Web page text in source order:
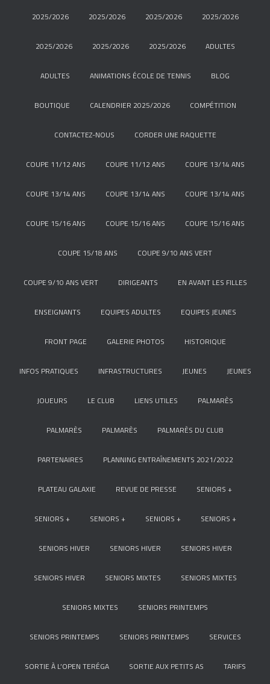
2025/2026 2025/2026 2025/2026 2025/2026
2025/2026 2025/2026 2025/2026 ADULTES
ADULTES ANIMATIONS ÉCOLE DE TENNIS BLOG
BOUTIQUE CALENDRIER 2025/2026 COMPÉTITION
CONTACTEZ-NOUS CORDER UNE RAQUETTE
COUPE 11/12 ANS COUPE 11/12 ANS COUPE 13/14 ANS
COUPE 13/14 ANS COUPE 13/14 ANS COUPE 13/14 ANS
COUPE 15/16 ANS COUPE 15/16 ANS COUPE 15/16 ANS
COUPE 15/18 ANS COUPE 9/10 ANS VERT
COUPE 9/10 ANS VERT DIRIGEANTS EN AVANT LES FILLES
ENSEIGNANTS EQUIPES ADULTES EQUIPES JEUNES
FRONT PAGE GALERIE PHOTOS HISTORIQUE
INFOS PRATIQUES INFRASTRUCTURES JEUNES JEUNES
JOUEURS LE CLUB LIENS UTILES PALMARÈS
PALMARÈS PALMARÈS PALMARÈS DU CLUB
PARTENAIRES PLANNING ENTRAÎNEMENTS 2021/2022
PLATEAU GALAXIE REVUE DE PRESSE SENIORS +
SENIORS + SENIORS + SENIORS + SENIORS +
SENIORS HIVER SENIORS HIVER SENIORS HIVER
SENIORS HIVER SENIORS MIXTES SENIORS MIXTES
SENIORS MIXTES SENIORS PRINTEMPS
SENIORS PRINTEMPS SENIORS PRINTEMPS SERVICES
SORTIE À L’OPEN TERÉGA SORTIE AUX PETITS AS TARIFS